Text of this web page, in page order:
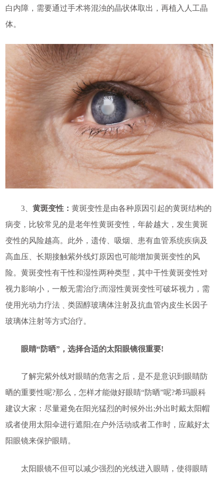
白内障，需要通过手术将混浊的晶状体取出，再植入人工晶
体。
3、 黄斑变性： 黄斑变性是由各种原因引起的黄斑结构的
病变，比较常见的是老年性黄斑变性，年龄越大，发生黄斑
变性的风险越高。此外，遗传、吸烟、患有血管系统疾病及
高血压、长期接触紫外线灯原因也可能增加黄斑变性的风
险。黄斑变性有干性和湿性两种类型，其中干性黄斑变性对
视力影响小，一般无需治疗;而湿性黄斑变性可破坏视力，需
使用光动力疗法﹑类固醇玻璃体注射及抗血管内皮生长因子
玻璃体注射等方式治疗。
眼睛“防晒”，选择合适的太阳眼镜很重要!
了解完紫外线对眼睛的危害之后，是不是意识到眼睛防
晒的重要性呢?那么，怎样才能做好眼睛“防晒”呢?希玛眼科
建议大家：尽量避免在阳光猛烈的时候外出;外出时戴太阳帽
或者使用太阳伞进行遮阳;在户外活动或者工作时，应戴好太
阳眼镜来保护眼睛。
太阳眼镜不但可以减少强烈的光线进入眼睛，使得眼睛